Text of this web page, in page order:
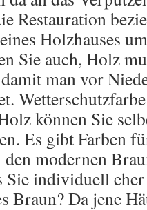
Restauration
Holzhauses
Sie auch, Holz
man vor
können Sie
Es gibt Farben
modernen
Sie individuell
Braun? Da jene